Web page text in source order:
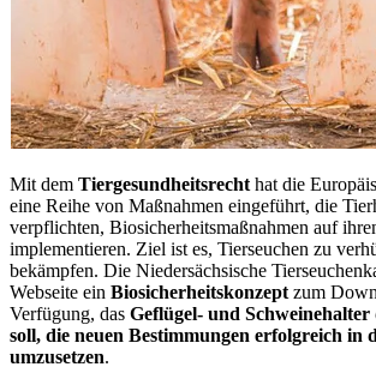
Mit dem Tiergesundheitsrecht hat die
eine Reihe von Maßnahmen eingeführt, die
verpflichten, Biosicherheitsmaßnahmen auf
implementieren. Ziel ist es, Tierseuchen zu
bekämpfen. Die Niedersächsische
Webseite ein Biosicherheitskonzept zum
Verfügung, das Geflügel- und
soll, die neuen Bestimmungen erfolgreich in
umzusetzen.